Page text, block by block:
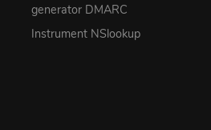
generator DMARC
Instrument NSlookup